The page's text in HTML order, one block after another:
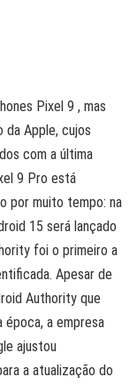
Pixel 9 , mas
da Apple, cujos
com a última
9 Pro está
por muito tempo: na
15 será lançado
foi o primeiro a
Apesar de
Authority que
época, a empresa
ajustou
a atualização do